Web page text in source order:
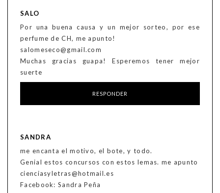
SALO
Por una buena causa y un mejor sorteo, por ese
perfume de CH, me apunto!
salomeseco@gmail.com
Muchas gracias guapa! Esperemos tener mejor
suerte
RESPONDER
SANDRA
me encanta el motivo, el bote, y todo.
Genial estos concursos con estos lemas. me apunto
cienciasyletras@hotmail.es
Facebook: Sandra Peña